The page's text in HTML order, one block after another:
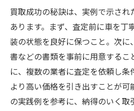
買取体験談を基に安心
北杜市の買取実例で見
買取成功の秘訣は、実例で示され
あります。まず、査定前に車を丁
装の状態を良好に保つこと。次に
書などの書類を事前に用意するこ
に、複数の業者に査定を依頼し条
より高い価格を引き出すことが可
の実践例を参考に、納得のいく取